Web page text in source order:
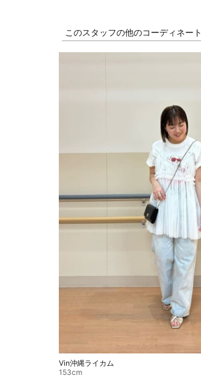
このスタッフの他のコーディネート
Vin沖縄ライカム
153cm